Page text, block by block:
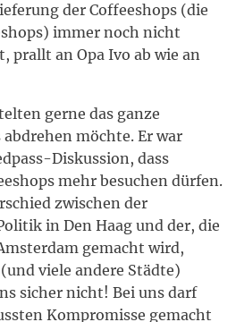
der Coffeeshops (die
immer noch nicht
prallt an Opa Ivo ab wie an
gerne das ganze
möchte. Er war
Diskussion, dass
mehr besuchen dürfen.
zwischen der
in Den Haag und der, die
gemacht wird,
viele andere Städte)
sicher nicht! Bei uns darf
Kompromisse gemacht